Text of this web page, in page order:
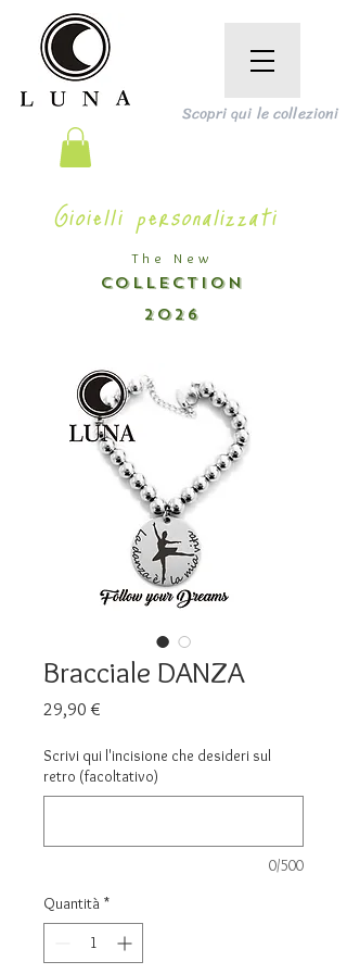
The New
COLLECTION
2026
Scopri qui le collezioni
Gioielli personalizzati
Bracciale DANZA
29,90 €
Scrivi qui l'incisione che desideri sul
retro (facoltativo)
0/500
Quantità *